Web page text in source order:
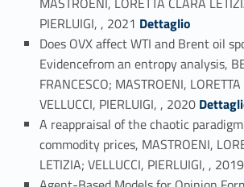
PIERLUIGI, , 2021 Link identifier #identifier_person_147283-23
Dettaglio
Does OVX affect WTI and Brent oil
Evidencefrom an entropy analysis,
FRANCESCO; MASTROENI,
VELLUCCI, PIERLUIGI, , 2020 Link identifier #identifier_person_103145-24
A reappraisal of the chaotic
commodity prices, MASTROENI,
LETIZIA; VELLUCCI, PIERLUIGI, , 2019